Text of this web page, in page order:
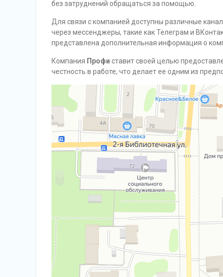
без затруднений обращаться за помощью.
Для связи с компанией доступны различные
через мессенджеры, такие как Телеграм и
представлена дополнительная информация о
Компания Профи ставит своей целью
честность в работе, что делает ее одним из